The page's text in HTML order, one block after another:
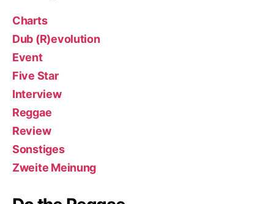
Charts
Dub (R)evolution
Event
Five Star
Interview
Reggae
Review
Sonstiges
Zweite Meinung